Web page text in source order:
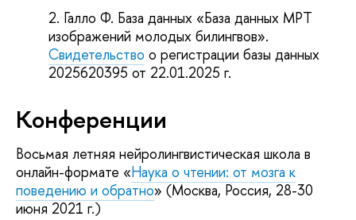
Галло Ф. База данных «База данных МРТ
изображений молодых билингвов».
Свидетельство о регистрации базы данных
2025620395 от 22.01.2025 г.
Конференции
Восьмая летняя нейролингвистическая школа в
онлайн-формате «Наука о чтении: от мозга к
поведению и обратно» (Москва, Россия, 28-30
июня 2021 г.)